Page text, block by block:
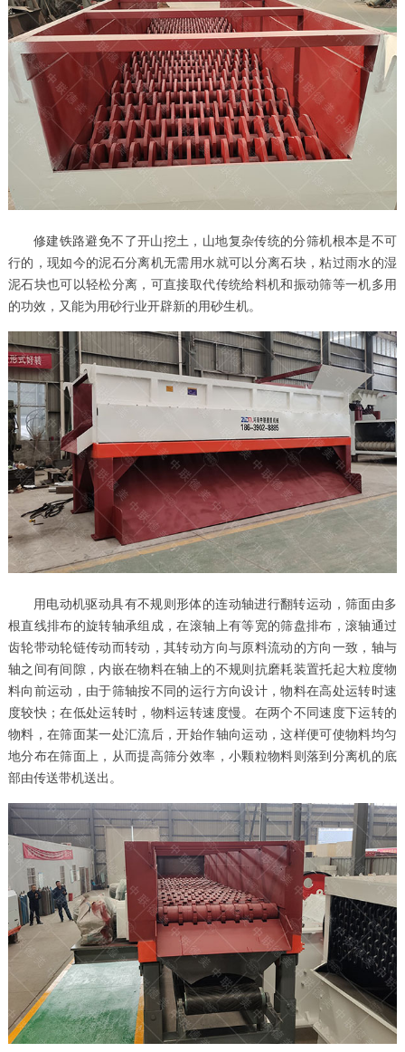
修建铁路避免不了开山挖土，山地复杂传统的分筛机根本是不可
行的，现如今的泥石分离机无需用水就可以分离石块，粘过雨水的湿
泥石块也可以轻松分离，可直接取代传统给料机和振动筛等一机多用
的功效，又能为用砂行业开辟新的用砂生机。
用电动机驱动具有不规则形体的连动轴进行翻转运动，筛面由多
根直线排布的旋转轴承组成，在滚轴上有等宽的筛盘排布，滚轴通过
齿轮带动轮链传动而转动，其转动方向与原料流动的方向一致，轴与
轴之间有间隙，内嵌在物料在轴上的不规则抗磨耗装置托起大粒度物
料向前运动，由于筛轴按不同的运行方向设计，物料在高处运转时速
度较快；在低处运转时，物料运转速度慢。在两个不同速度下运转的
物料，在筛面某一处汇流后，开始作轴向运动，这样便可使物料均匀
地分布在筛面上，从而提高筛分效率，小颗粒物料则落到分离机的底
部由传送带机送出。